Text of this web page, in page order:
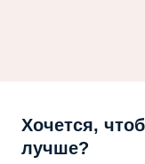
Хочется,
лучше?